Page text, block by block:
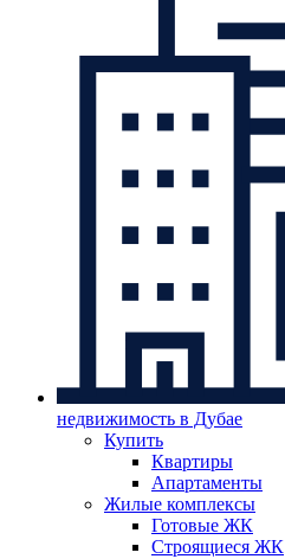
недвижимость в Дубае
Купить
Квартиры
Апартаменты
Жилые комплексы
Готовые ЖК
Строящиеся ЖК